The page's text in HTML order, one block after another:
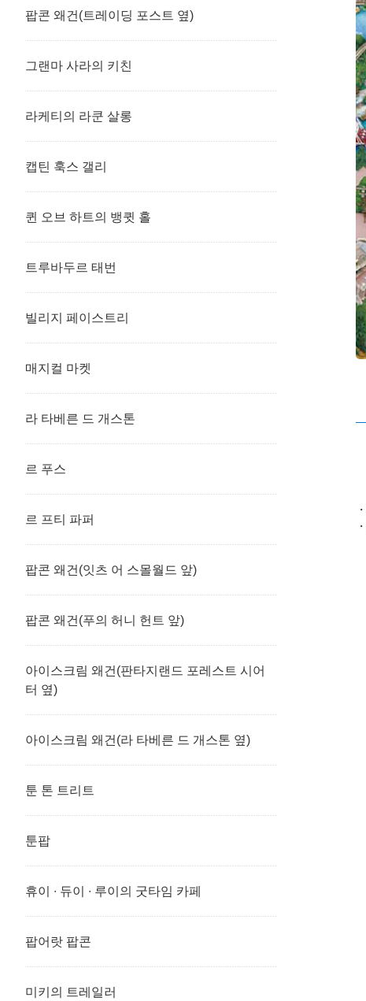
팝콘 왜건(트레이딩 포스트 옆)
그랜마 사라의 키친
라케티의 라쿤 살롱
캡틴 훅스 갤리
퀸 오브 하트의 뱅큇 홀
트루바두르 태번
빌리지 페이스트리
매지컬 마켓
라 타베른 드 개스톤
르 푸스
르 프티 파퍼
팝콘 왜건(잇츠 어 스몰월드 앞)
팝콘 왜건(푸의 허니 헌트 앞)
아이스크림 왜건(판타지랜드 포레스트 시어
터 옆)
아이스크림 왜건(라 타베른 드 개스톤 옆)
툰 톤 트리트
툰팝
휴이 ∙ 듀이 ∙ 루이의 굿타임 카페
팝어랏 팝콘
미키의 트레일러